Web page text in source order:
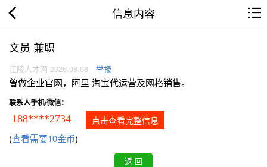
信息内容
文员 兼职
江陵人才网 2026.08.08 举报
曾做企业官网，阿里 淘宝代运营及网格销售。
联系人手机/微信：
188****2734 点击查看完整信息
(查看需要10金币)